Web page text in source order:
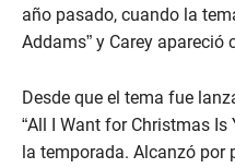
año pasado, cuando la
Addams” y Carey
Desde que el tema fue
“All I Want for Christmas Is
la temporada. Alcanzó por